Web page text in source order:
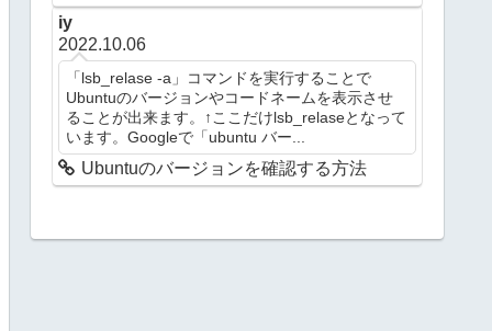
iy
2022.10.06
「lsb_relase -a」コマンドを実行することで
Ubuntuのバージョンやコードネームを表示させ
ることが出来ます。↑ここだけlsb_relaseとなって
います。Googleで「ubuntu バー...
Ubuntuのバージョンを確認する方法